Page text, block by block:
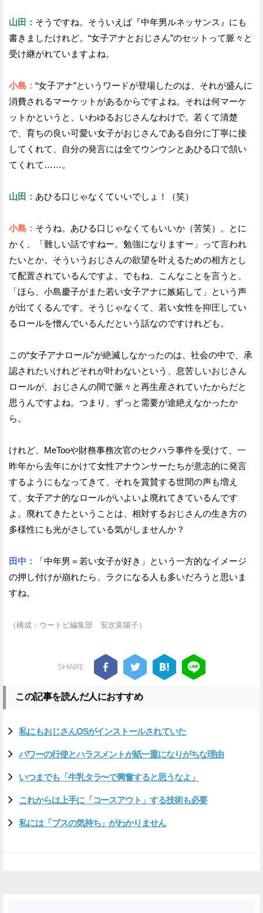
山田： そうですね。そういえば『中年男ルネッサンス』にも
書きましたけれど。“女子アナとおじさん”のセットって脈々と
受け継がれていますよね。
小島： “女子アナ”というワードが登場したのは、それが盛んに
消費されるマーケットがあるからですよね。それは何マーケ
ットかというと、いわゆるおじさんなわけで。若くて清楚
で、育ちの良い可愛い女子がおじさんである自分に丁寧に接
してくれて、自分の発言には全てウンウンとあひる口で頷い
てくれて……。
山田： あひる口じゃなくていいでしょ！（笑）
小島： そうね。あひる口じゃなくてもいいか（苦笑）。とに
かく、「難しい話ですねー。勉強になりますー」って言われ
たいとか。そういうおじさんの欲望を叶えるための相方とし
て配置されているんですよ。でもね、こんなことを言うと、
「ほら、小島慶子がまた若い女子アナに嫉妬して」という声
が出てくるんです。そうじゃなくて、若い女性を抑圧してい
るロールを憎んでいるんだという話なのですけれども。
この“女子アナロール”が絶滅しなかったのは、社会の中で、承
認されたいけれどそれが叶わないという、息苦しいおじさん
ロールが、おじさんの間で脈々と再生産されていたからだと
思うんですよね。つまり、ずっと需要が途絶えなかったか
ら。
けれど、MeTooや財務事務次官のセクハラ事件を受けて、一
昨年から去年にかけて女性アナウンサーたちが意志的に発言
するようにもなってきて、それを賞賛する世間の声も増え
て、女子アナ的なロールがいよいよ廃れてきているんです
よ。廃れてきたということは、相対するおじさんの生き方の
多様性にも光がさしている気がしませんか？
田中：
「中年男＝若い女子が好き」という一方的なイメージ
の押し付けが崩れたら、ラクになる人も多いだろうと思いま
すね。
（構成：ウートピ編集部 安次富陽子）
SHARE
この記事を読んだ人におすすめ
私にもおじさんOSがインストールされていた
パワーの行使とハラスメントが紙一重になりがちな理由
いつまでも「牛乳タラ〜で興奮すると思うなよ」
これからは上手に「コースアウト」する技術も必要
私には「ブスの気持ち」がわかりません